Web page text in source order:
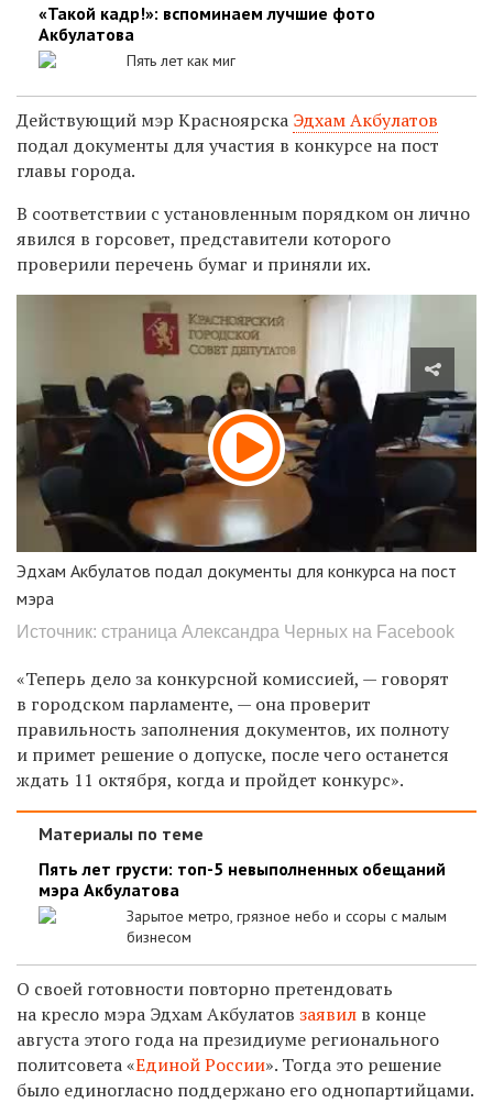
«Такой кадр!»: вспоминаем лучшие фото
Акбулатова
Пять лет как миг
Действующий мэр Красноярска Эдхам Акбулатов
подал документы для участия в конкурсе на пост
главы города.
В соответствии с установленным порядком он лично
явился в горсовет, представители которого
проверили перечень бумаг и приняли их.
Эдхам Акбулатов подал документы для конкурса на пост
мэра
Источник: страница Александра Черных на Facebook
«Теперь дело за конкурсной комиссией, — говорят
в городском парламенте, — она проверит
правильность заполнения документов, их полноту
и примет решение о допуске, после чего останется
ждать 11 октября, когда и пройдет конкурс».
Материалы по теме
Пять лет грусти: топ-5 невыполненных обещаний
мэра Акбулатова
Зарытое метро, грязное небо и ссоры с малым
бизнесом
О своей готовности повторно претендовать
на кресло мэра Эдхам Акбулатов заявил в конце
августа этого года на президиуме регионального
политсовета «Единой России». Тогда это решение
было единогласно поддержано его однопартийцами.